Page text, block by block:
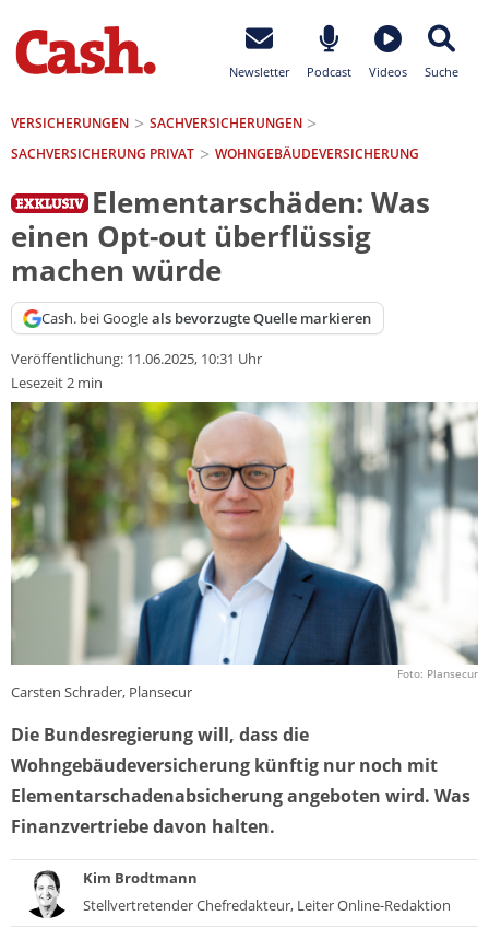
Newsletter Podcast Videos Suche
VERSICHERUNGEN
SACH­VERSICHERUNGEN
SACHVERSICHERUNG PRIVAT
WOHNGEBÄUDEVERSICHERUNG
Elementarschäden: Was
einen Opt-out überflüssig
machen würde
Cash. bei Googleals bevorzugte Quelle markieren
Veröffentlichung: 11.06.2025, 10:31 Uhr
Lesezeit 2 min
Foto: Plansecur
Carsten Schrader, Plansecur
Die Bundesregierung will, dass die
Wohngebäudeversicherung künftig nur noch mit
Elementarschadenabsicherung angeboten wird. Was
Finanzvertriebe davon halten.
Kim Brodtmann
Stellvertretender Chefredakteur, Leiter Online-Redaktion